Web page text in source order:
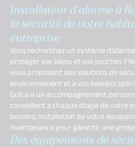
Installateur d’alarme à
la sécurité de votre
entreprise
Vous recherchez un système
protéger vos biens et vos proches ?
vous proposent des solutions de
environnement et à vos besoins
Grâce à un accompagnement
conseillent à chaque étape de votre
besoins, installation de votre
maintenance pour garantir une
Des équipements de